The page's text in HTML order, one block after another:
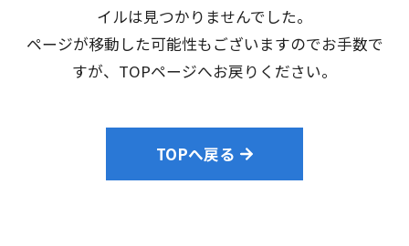
採用情報
イルは見つかりませんでした。
ページが移動した可能性もございますのでお手数で
すが、TOPページへお戻りください。
TOPへ戻る